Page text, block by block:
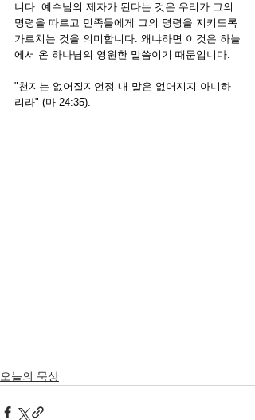
니다. 예수님의 제자가 된다는 것은 우리가 그의
명령을 따르고 민족들에게 그의 명령을 지키도록
가르치는 것을 의미합니다. 왜냐하면 이것은 하늘
에서 온 하나님의 영원한 말씀이기 때문입니다.
"천지는 없어질지언정 내 말은 없어지지 아니하
리라" (마 24:35).
오늘의 묵상